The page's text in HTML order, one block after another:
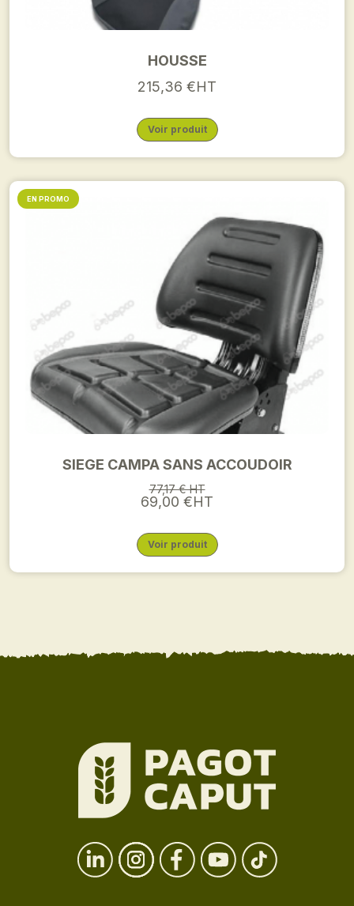
HOUSSE
215,36 €HT
Voir produit
SIEGE CAMPA SANS ACCOUDOIR
77,17 € HT
69,00 €HT
Voir produit
EN PROMO